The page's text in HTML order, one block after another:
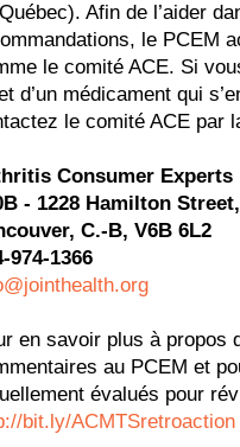
Afin de l’aider
le PCEM
le comité ACE. Si
d’un médicament qui
le comité ACE par
Consumer Experts
- 1228 Hamilton Street,
C.-B, V6B 6L2
974-1366
en savoir plus à propos
au PCEM et
évalués pour
bit.ly/ACMTSretroaction